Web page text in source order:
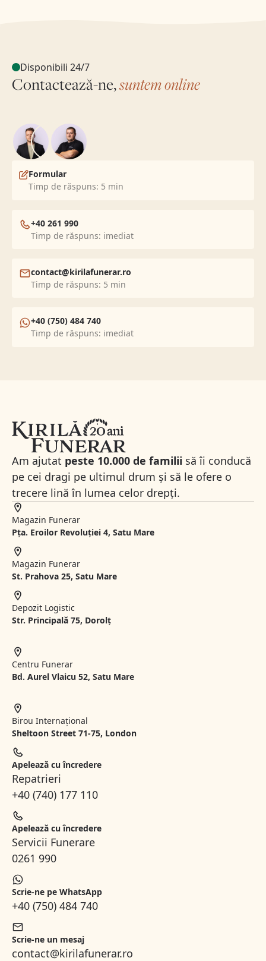
Disponibili 24/7
Contactează-ne,suntem online
Formular
Timp de răspuns: 5 min
+40 261 990
Timp de răspuns: imediat
contact@kirilafunerar.ro
Timp de răspuns: 5 min
+40 (750) 484 740
Timp de răspuns: imediat
Am ajutat peste 10.000 de familii să îi conducă
pe cei dragi pe ultimul drum și să le ofere o
trecere lină în lumea celor drepți.
Magazin Funerar
Pța. Eroilor Revoluției 4, Satu Mare
Magazin Funerar
St. Prahova 25, Satu Mare
Depozit Logistic
Str. Principală 75, Dorolț
Centru Funerar
Bd. Aurel Vlaicu 52, Satu Mare
Birou Internațional
Sheltoon Street 71-75, London
Apelează cu încredere
Repatrieri
+40 (740) 177 110
Apelează cu încredere
Servicii Funerare
0261 990
Scrie-ne pe WhatsApp
+40 (750) 484 740
Scrie-ne un mesaj
contact@kirilafunerar.ro